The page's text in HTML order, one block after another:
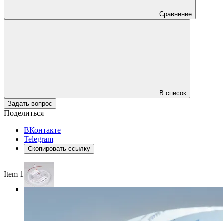
Сравнение
В список
Задать вопрос
Поделиться
ВКонтакте
Telegram
Скопировать ссылку
Item 1 of 3